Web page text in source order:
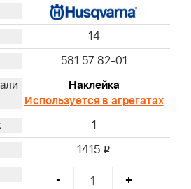
14
581 57 82-01
Наклейка
Используется в агрегатах
1
1415 i
- +